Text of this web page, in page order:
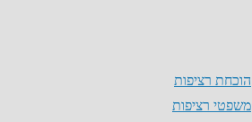
הוכחת רציפות
משפטי רציפות